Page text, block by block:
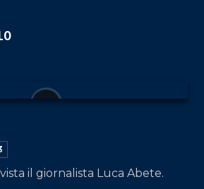
il giornalista Luca Abete.